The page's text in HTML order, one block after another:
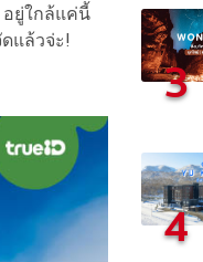
อยู่ใกล้แค่นี้
แล้วจ่ะ!
3
4